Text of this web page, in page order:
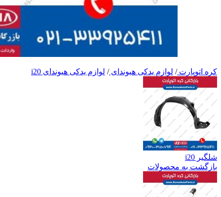
کره اتوپارت/ لوازم یدکی هیوندای/ لوازم یدکی هیوندای i20
شلگیر i20
بازگشت به محصولات